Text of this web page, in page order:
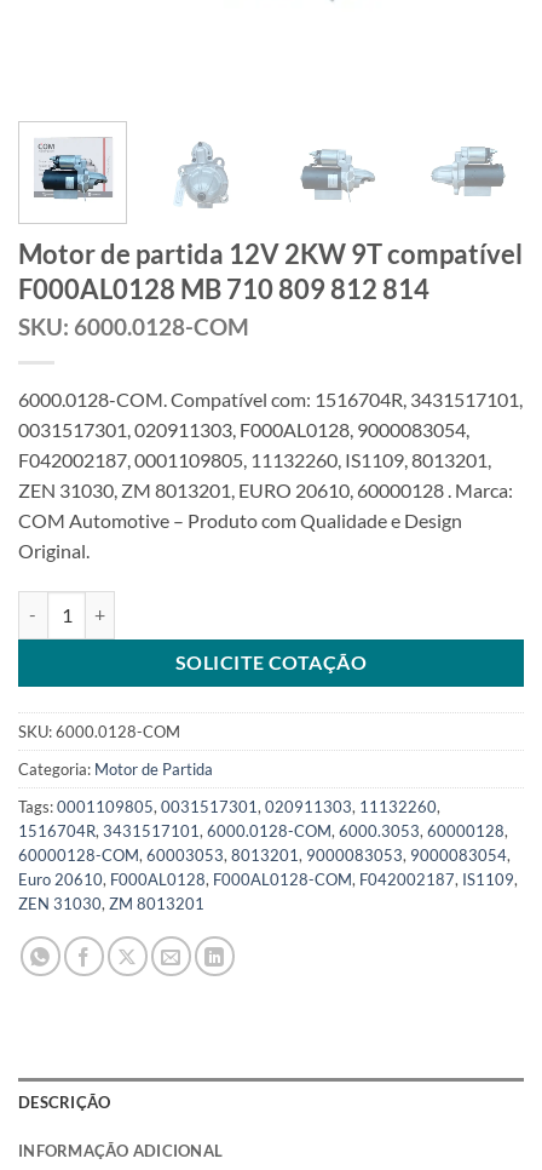
Motor de partida 12V 2KW 9T compatível
F000AL0128 MB 710 809 812 814
SKU: 6000.0128-COM
6000.0128-COM. Compatível com: 1516704R, 3431517101,
0031517301, 020911303, F000AL0128, 9000083054,
F042002187, 0001109805, 11132260, IS1109, 8013201,
ZEN 31030, ZM 8013201, EURO 20610, 60000128 . Marca:
COM Automotive – Produto com Qualidade e Design
Original.
SOLICITE COTAÇÃO
SKU:6000.0128-COM
Categoria: Motor de Partida
Tags:0001109805, 0031517301, 020911303, 11132260,
1516704R, 3431517101, 6000.0128-COM, 6000.3053, 60000128,
60000128-COM, 60003053, 8013201, 9000083053, 9000083054,
Euro 20610, F000AL0128, F000AL0128-COM, F042002187, IS1109,
ZEN 31030, ZM 8013201
DESCRIÇÃO
INFORMAÇÃO ADICIONAL